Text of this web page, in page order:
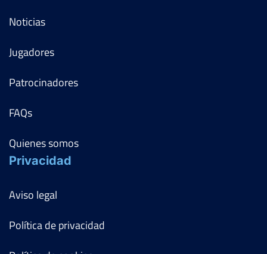
Noticias
Jugadores
Patrocinadores
FAQs
Quienes somos
Privacidad
Aviso legal
Política de privacidad